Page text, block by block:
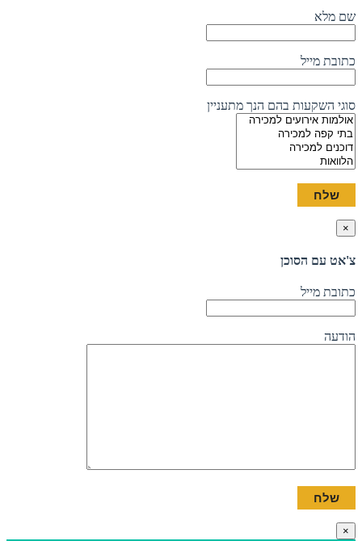
שם מלא
כתובת מייל
סוגי השקעות בהם הנך מתעניין
×
צ'אט עם הסוכן
כתובת מייל
הודעה
×